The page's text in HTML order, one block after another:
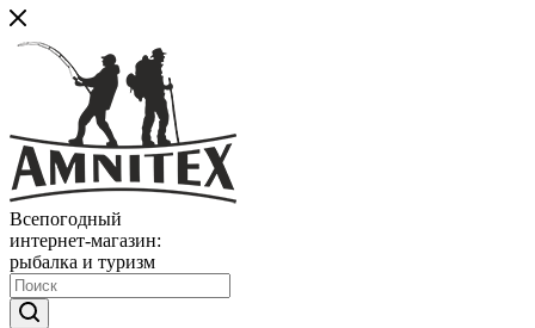
Всепогодный
интернет-магазин:
рыбалка и туризм